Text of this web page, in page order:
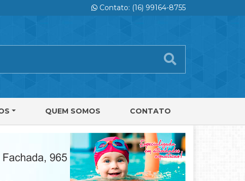
Contato: (16) 99164-8755
QUEM SOMOS CONTATO